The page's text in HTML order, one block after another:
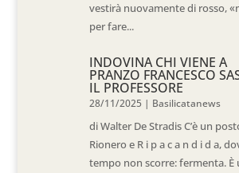
vestirà nuovamente di rosso,
per fare...
INDOVINA CHI VIENE A
PRANZO FRANCESCO
IL PROFESSORE
28/11/2025 | Basilicatanews
di Walter De Stradis C’è un
Rionero e R i p a c a n d i d a,
tempo non scorre: fermenta. È